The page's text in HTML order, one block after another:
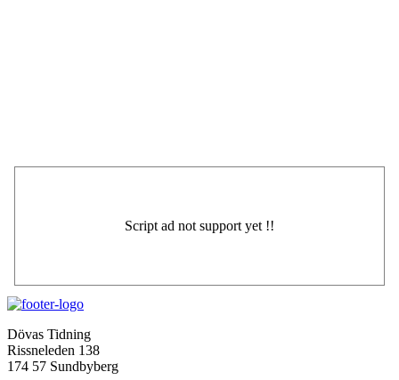
Dövas Tidning
Rissneleden 138
174 57 Sundbyberg